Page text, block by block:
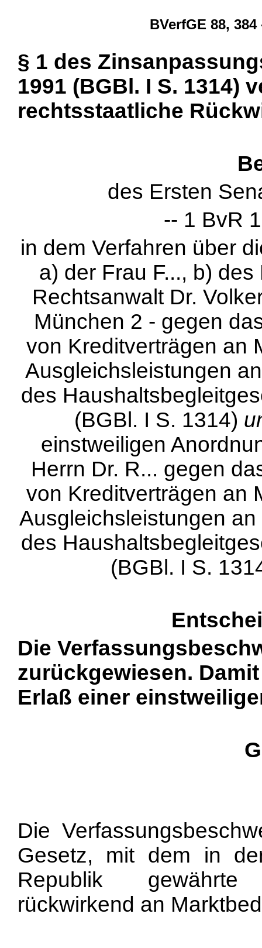
BVerfGE 88,
§ 1 des
1991 (BGBl. I S. 1314)
rechtsstaatliche
des Ersten
-- 1 BvR
in dem Verfahren über
a) der Frau F..., b)
Rechtsanwalt Dr.
München 2 - gegen
von Kreditverträgen an
Ausgleichsleistungen
des
(BGBl. I S. 1314)
einstweiligen
Herrn Dr. R... gegen
von Kreditverträgen an
Ausgleichsleistungen
des
(BGBl. I S.
Die
zurückgewiesen.
Erlaß einer
Die
Gesetz, mit dem in
Republik gewährte
rückwirkend an